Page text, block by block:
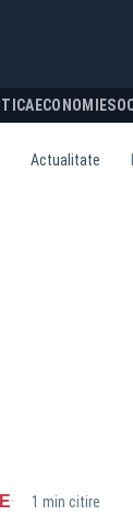
ECONOMIE
Actualitate
· 1 min citire